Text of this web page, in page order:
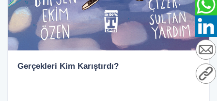
Gerçekleri Kim Karıştırdı?